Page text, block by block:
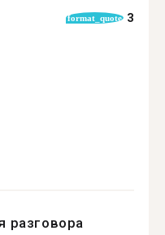
format_quote 3